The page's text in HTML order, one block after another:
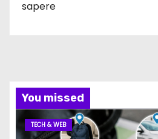
sapere
You missed
TECH & WEB